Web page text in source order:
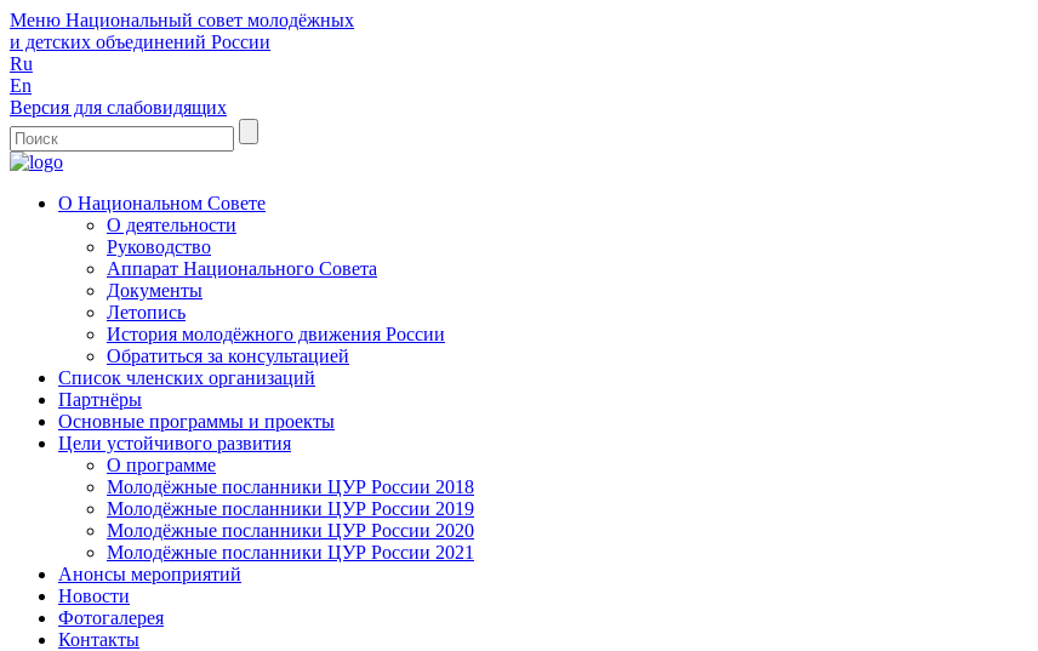
Меню Национальный совет молодёжных
и детских объединений России
Ru
En
Версия для слабовидящих
О Национальном Совете
О деятельности
Руководство
Аппарат Национального Совета
Документы
Летопись
История молодёжного движения России
Обратиться за консультацией
Список членских организаций
Партнёры
Основные программы и проекты
Цели устойчивого развития
О программе
Молодёжные посланники ЦУР России 2018
Молодёжные посланники ЦУР России 2019
Молодёжные посланники ЦУР России 2020
Молодёжные посланники ЦУР России 2021
Анонсы мероприятий
Новости
Фотогалерея
Контакты